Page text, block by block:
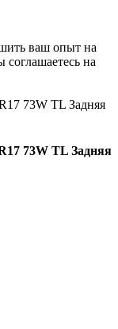
ваш опыт на
соглашаетесь на
73W TL Задняя